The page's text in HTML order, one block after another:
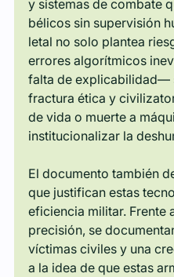
y sistemas de combate
bélicos sin supervisión
letal no solo plantea
errores algorítmicos
falta de explicabilidad—
fractura ética y
de vida o muerte a
institucionalizar la
El documento también
que justifican estas
eficiencia militar. Frente
precisión, se
víctimas civiles y una
a la idea de que estas